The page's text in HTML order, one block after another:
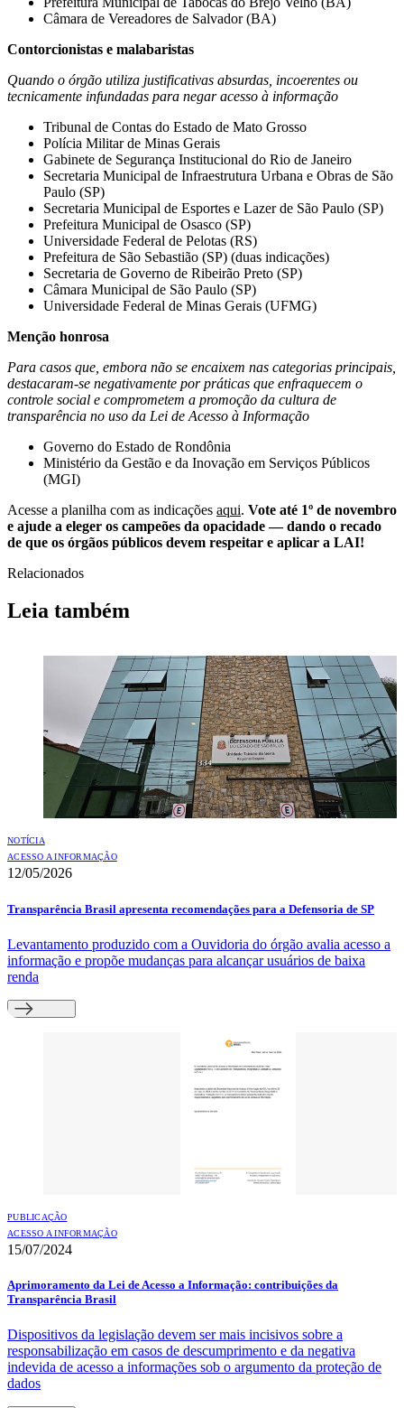
Câmara de Vereadores de Salvador (BA)
Contorcionistas e malabaristas
Quando o órgão utiliza justificativas absurdas, incoerentes ou
tecnicamente infundadas para negar acesso à informação
Tribunal de Contas do Estado de Mato Grosso
Polícia Militar de Minas Gerais
Gabinete de Segurança Institucional do Rio de Janeiro
Secretaria Municipal de Infraestrutura Urbana e Obras de São
Paulo (SP)
Secretaria Municipal de Esportes e Lazer de São Paulo (SP)
Prefeitura Municipal de Osasco (SP)
Universidade Federal de Pelotas (RS)
Prefeitura de São Sebastião (SP) (duas indicações)
Secretaria de Governo de Ribeirão Preto (SP)
Câmara Municipal de São Paulo (SP)
Universidade Federal de Minas Gerais (UFMG)
Menção honrosa
Para casos que, embora não se encaixem nas categorias principais,
destacaram-se negativamente por práticas que enfraquecem o
controle social e comprometem a promoção da cultura de
transparência no uso da Lei de Acesso à Informação
Governo do Estado de Rondônia
Ministério da Gestão e da Inovação em Serviços Públicos
(MGI)
Acesse a planilha com as indicações aqui. Vote até 1º de novembro
e ajude a eleger os campeões da opacidade — dando o recado
de que os órgãos públicos devem respeitar e aplicar a LAI!
Relacionados
Leia também
NOTÍCIA
ACESSO A INFORMAÇÃO
12/05/2026
Transparência Brasil apresenta recomendações para a Defensoria de SP
Levantamento produzido com a Ouvidoria do órgão avalia acesso a
informação e propõe mudanças para alcançar usuários de baixa
renda
PUBLICAÇÃO
ACESSO A INFORMAÇÃO
15/07/2024
Aprimoramento da Lei de Acesso a Informação: contribuições da
Transparência Brasil
Dispositivos da legislação devem ser mais incisivos sobre a
responsabilização em casos de descumprimento e da negativa
indevida de acesso a informações sob o argumento da proteção de
dados